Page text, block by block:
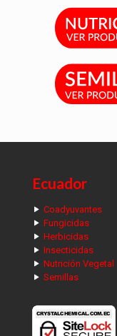
Ecuador
Coadyuvantes
Fungicidas
Herbicidas
Insecticidas
Nutrición Vegetal
Semillas